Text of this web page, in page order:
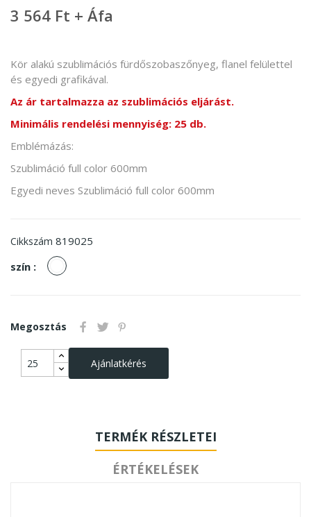
3 564 Ft + Áfa
Kör alakú szublimációs fürdőszobaszőnyeg, flanel felülettel
és egyedi grafikával.
Az ár tartalmazza az szublimációs eljárást.
Minimális rendelési mennyiség: 25 db.
Emblémázás:
Szublimáció full color 600mm
Egyedi neves Szublimáció full color 600mm
Cikkszám 819025
szín :
fehér
Megosztás
Ajánlatkérés
TERMÉK RÉSZLETEI
ÉRTÉKELÉSEK